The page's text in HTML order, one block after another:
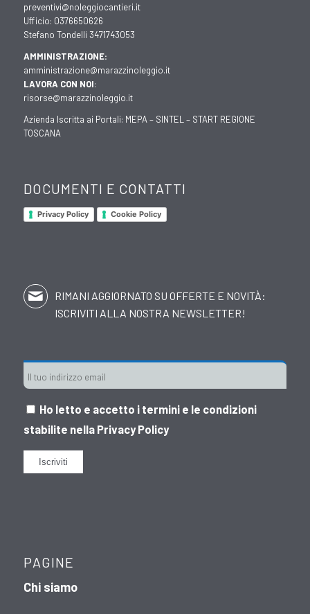
preventivi@noleggiocantieri.it
Ufficio: 0376650626
Stefano Tondelli 3471743053
AMMINISTRAZIONE:
amministrazione@marazzinoleggio.it
LAVORA CON NOI:
risorse@marazzinoleggio.it
Azienda Iscritta ai Portali: MEPA – SINTEL – START REGIONE
TOSCANA
DOCUMENTI E CONTATTI
Privacy Policy Cookie Policy
RIMANI AGGIORNATO SU OFFERTE E NOVITÀ:
ISCRIVITI ALLA NOSTRA NEWSLETTER!
Ho letto e accetto i termini e le condizioni
stabilite nella Privacy Policy
PAGINE
Chi siamo